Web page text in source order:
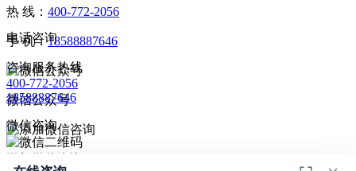
热 线： 400-772-2056
手 机：18588887646
微信公众号
电话咨询
咨询服务热线
400-772-2056
18588887646
微信咨询